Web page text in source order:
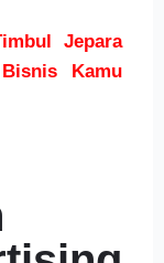
Jepara
Kamu